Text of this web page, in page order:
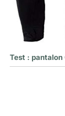
Test : pantalon